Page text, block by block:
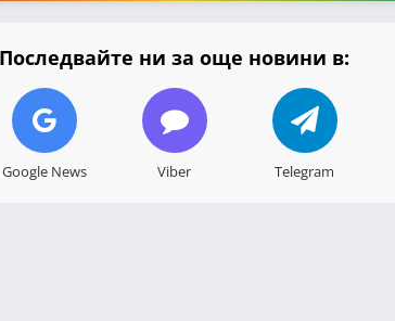
Последвайте ни за още новини в:
Google News Viber Telegram